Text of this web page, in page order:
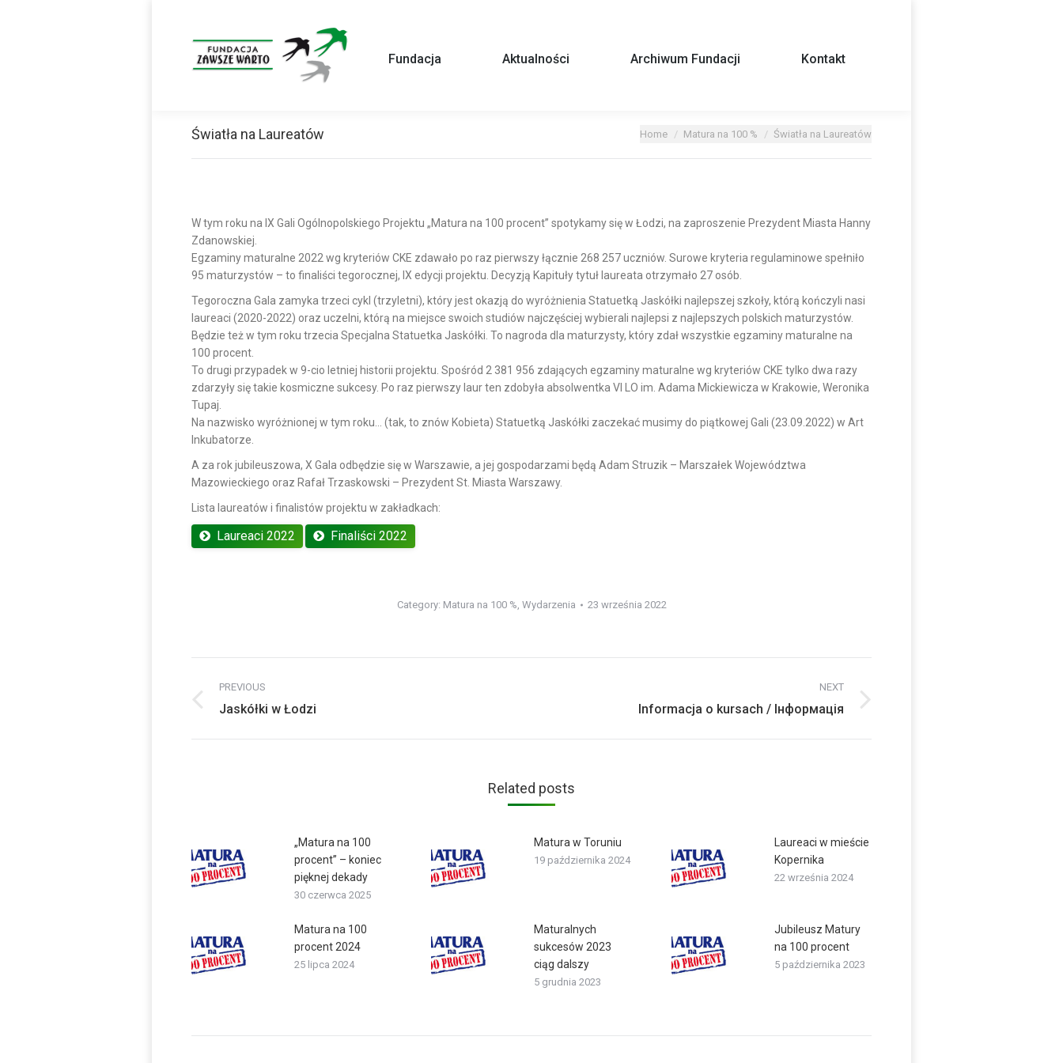
Fundacja Aktualności Archiwum Fundacji Kontakt
Światła na Laureatów Home Matura na 100 % Światła na Laureatów
W tym roku na IX Gali Ogólnopolskiego Projektu „Matura na 100 procent” spotykamy się w Łodzi, na zaproszenie Prezydent Miasta Hanny
Zdanowskiej.
Egzaminy maturalne 2022 wg kryteriów CKE zdawało po raz pierwszy łącznie 268 257 uczniów. Surowe kryteria regulaminowe spełniło
95 maturzystów – to finaliści tegorocznej, IX edycji projektu. Decyzją Kapituły tytuł laureata otrzymało 27 osób.
Tegoroczna Gala zamyka trzeci cykl (trzyletni), który jest okazją do wyróżnienia Statuetką Jaskółki najlepszej szkoły, którą kończyli nasi
laureaci (2020-2022) oraz uczelni, którą na miejsce swoich studiów najczęściej wybierali najlepsi z najlepszych polskich maturzystów.
Będzie też w tym roku trzecia Specjalna Statuetka Jaskółki. To nagroda dla maturzysty, który zdał wszystkie egzaminy maturalne na
100 procent.
To drugi przypadek w 9-cio letniej historii projektu. Spośród 2 381 956 zdających egzaminy maturalne wg kryteriów CKE tylko dwa razy
zdarzyły się takie kosmiczne sukcesy. Po raz pierwszy laur ten zdobyła absolwentka VI LO im. Adama Mickiewicza w Krakowie, Weronika
Tupaj.
Na nazwisko wyróżnionej w tym roku… (tak, to znów Kobieta) Statuetką Jaskółki zaczekać musimy do piątkowej Gali (23.09.2022) w Art
Inkubatorze.
A za rok jubileuszowa, X Gala odbędzie się w Warszawie, a jej gospodarzami będą Adam Struzik – Marszałek Województwa
Mazowieckiego oraz Rafał Trzaskowski – Prezydent St. Miasta Warszawy.
Lista laureatów i finalistów projektu w zakładkach:
Laureaci 2022 Finaliści 2022
Category: Matura na 100 %, Wydarzenia 23 września 2022
navigation
PREVIOUS
Previous
Jaskółki w Łodzi
NEXT
Informacja o kursach / Інформація
Related posts
„Matura na 100
procent” – koniec
pięknej dekady
30 czerwca 2025
Matura w Toruniu
19 października 2024
Laureaci w mieście
Kopernika
22 września 2024
Matura na 100
procent 2024
25 lipca 2024
Maturalnych
sukcesów 2023
ciąg dalszy
5 grudnia 2023
Jubileusz Matury
na 100 procent
5 października 2023